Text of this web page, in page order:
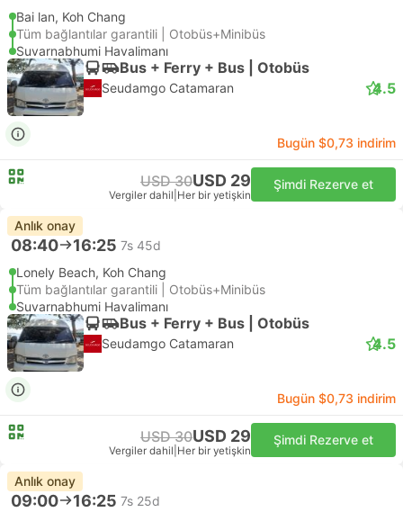
Bai lan, Koh Chang
Tüm bağlantılar garantili | Otobüs+Minibüs
Suvarnabhumi Havalimanı
Bus + Ferry + Bus | Otobüs
Seudamgo Catamaran 4.5
Bugün $0,73 indirim
USD 30USD 29
Vergiler dahil Her bir yetişkin
Şimdi Rezerve et
Anlık onay
08:40 16:25 7s 45d
Lonely Beach, Koh Chang
Tüm bağlantılar garantili | Otobüs+Minibüs
Suvarnabhumi Havalimanı
Bus + Ferry + Bus | Otobüs
Seudamgo Catamaran 4.5
Bugün $0,73 indirim
USD 30USD 29
Vergiler dahil Her bir yetişkin
Şimdi Rezerve et
Anlık onay
09:00 16:25 7s 25d